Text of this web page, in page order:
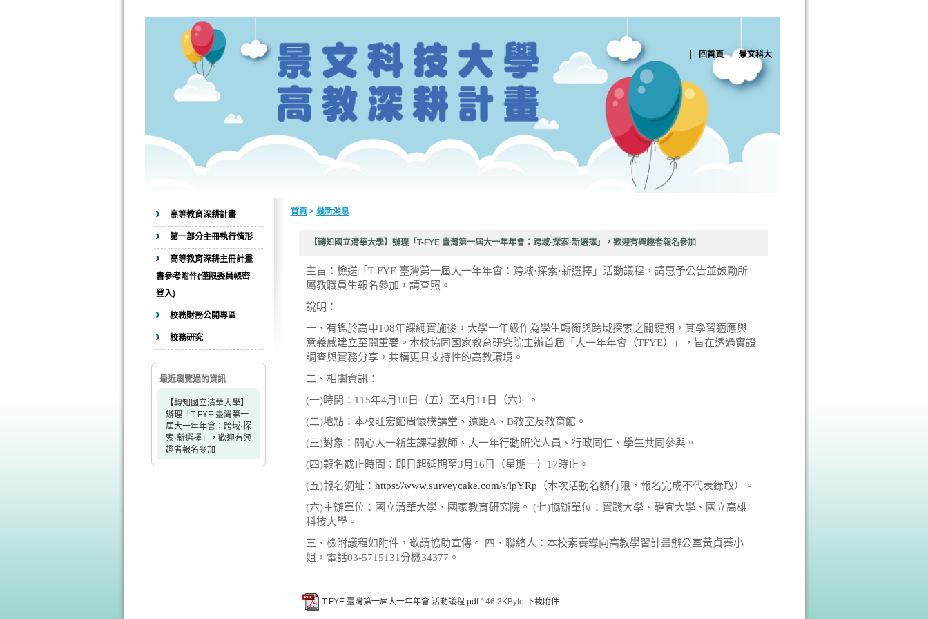
回首頁 景文科大
高等教育深耕計畫
第一部分主冊執行情形
高等教育深耕主冊計畫
書參考附件(僅限委員帳密
登入)
校務財務公開專區
校務研究
最近瀏覽過的資訊
【轉知國立清華大學】
辦理「T-FYE 臺灣第一
屆大一年年會：跨域·探
索·新選擇」，歡迎有興
趣者報名參加
首頁 > 最新消息
【轉知國立清華大學】辦理「T-FYE 臺灣第一屆大一年年會：跨域·探索·新選擇」，歡迎有興趣者報名參加
主旨：檢送「T-FYE 臺灣第一屆大一年年會：跨域·探索·新選擇」活動議程，請惠予公告並鼓勵所
屬教職員生報名參加，請查照。
說明：
一、有鑑於高中108年課綱實施後，大學一年級作為學生轉銜與跨域探索之關鍵期，其學習適應與
意義感建立至關重要。本校協同國家教育研究院主辦首屆「大一年年會（TFYE）」，旨在透過實證
調查與實務分享，共構更具支持性的高教環境。
二、相關資訊：
(一)時間：115年4月10日（五）至4月11日（六）。
(二)地點：本校旺宏館周懷樸講堂、遠距A、B教室及教育館。
(三)對象：關心大一新生課程教師、大一年行動研究人員、行政同仁、學生共同參與。
(四)報名截止時間：即日起延期至3月16日（星期一）17時止。
(五)報名網址： https://www.surveycake.com/s/lpYRp （本次活動名額有限，報名完成不代表錄取）。
(六)主辦單位：國立清華大學、國家教育研究院。 (七)協辦單位：實踐大學、靜宜大學、國立高雄
科技大學。
三、檢附議程如附件，敬請協助宣傳。 四、聯絡人：本校素養導向高教學習計畫辦公室黃貞蓁小
姐，電話03-5715131分機34377。
T-FYE 臺灣第一屆大一年年會 活動議程.pdf 146.3KByte 下載附件